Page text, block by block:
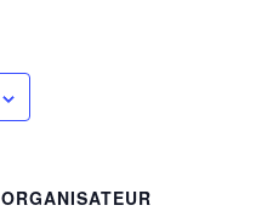
ORGANISATEUR